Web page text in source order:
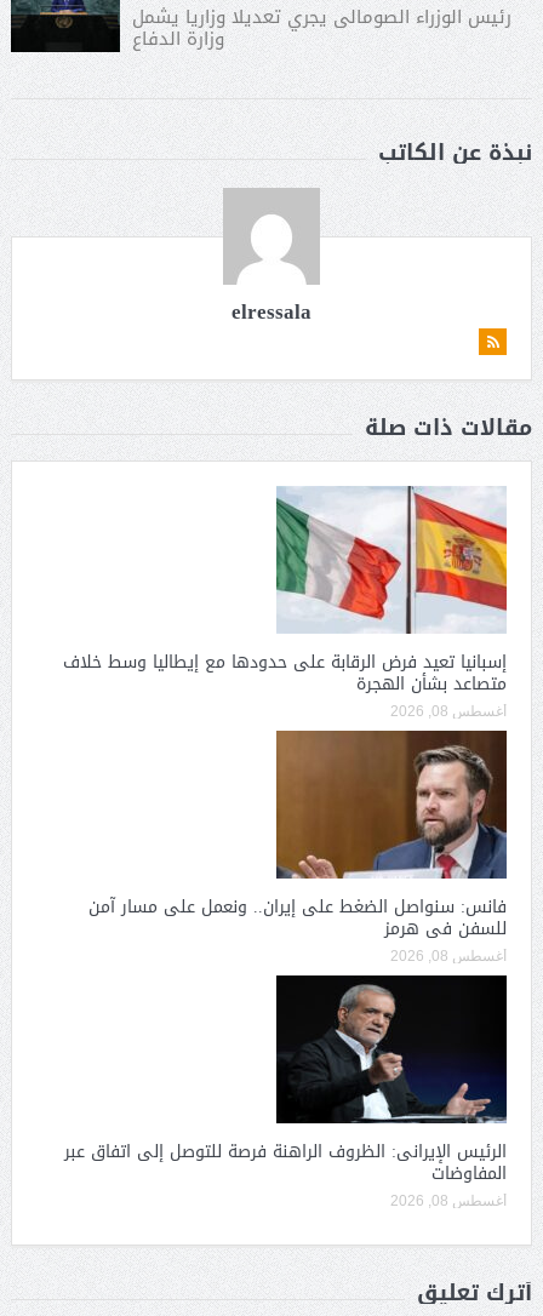
رئيس الوزراء الصومالى يجري تعديلا وزاريا يشمل
وزارة الدفاع
نبذة عن الكاتب
elressala
مقالات ذات صلة
إسبانيا تعيد فرض الرقابة على حدودها مع إيطاليا وسط خلاف
متصاعد بشأن الهجرة
أغسطس 08, 2026
فانس: سنواصل الضغط على إيران.. ونعمل على مسار آمن
للسفن فى هرمز
أغسطس 08, 2026
الرئيس الإيرانى: الظروف الراهنة فرصة للتوصل إلى اتفاق عبر
المفاوضات
أغسطس 08, 2026
أترك تعليق